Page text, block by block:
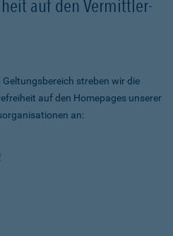
auf den Vermittler-
streben wir die
auf den Homepages unserer
an: